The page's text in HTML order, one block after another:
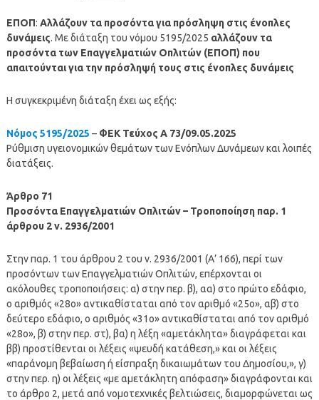
ΕΠΟΠ: Αλλάζουν τα προσόντα για πρόσληψη στις ένοπλες
δυνάμεις. Με διάταξη του νόμου 5195/2025 αλλάζουν τα
προσόντα των Επαγγελματιών Οπλιτών (ΕΠΟΠ) που
απαιτούνται για την πρόσληψή τους στις ένοπλες δυνάμεις
Η συγκεκριμένη διάταξη έχει ως εξής:
Νόμος 5195/2025 – ΦΕΚ Τεύχος Α 73/09.05.2025
Ρύθμιση υγειονομικών θεμάτων των Ενόπλων Δυνάμεων και λοιπές
διατάξεις.
Άρθρο 71
Προσόντα Επαγγελματιών Οπλιτών – Τροποποίηση παρ. 1
άρθρου 2 ν. 2936/2001
Στην παρ. 1 του άρθρου 2 του ν. 2936/2001 (Α’ 166), περί των
προσόντων των Επαγγελματιών Οπλιτών, επέρχονται οι
ακόλουθες τροποποιήσεις: α) στην περ. β), αα) στο πρώτο εδάφιο,
ο αριθμός «28ο» αντικαθίσταται από τον αριθμό «25ο», αβ) στο
δεύτερο εδάφιο, ο αριθμός «31ο» αντικαθίσταται από τον αριθμό
«28ο», β) στην περ. στ), βα) η λέξη «αμετάκλητα» διαγράφεται και
ββ) προστίθενται οι λέξεις «ψευδή κατάθεση,» και οι λέξεις
«παράνομη βεβαίωση ή είσπραξη δικαιωμάτων του Δημοσίου,», γ)
στην περ. η) οι λέξεις «με αμετάκλητη απόφαση» διαγράφονται και
το άρθρο 2, μετά από νομοτεχνικές βελτιώσεις, διαμορφώνεται ως